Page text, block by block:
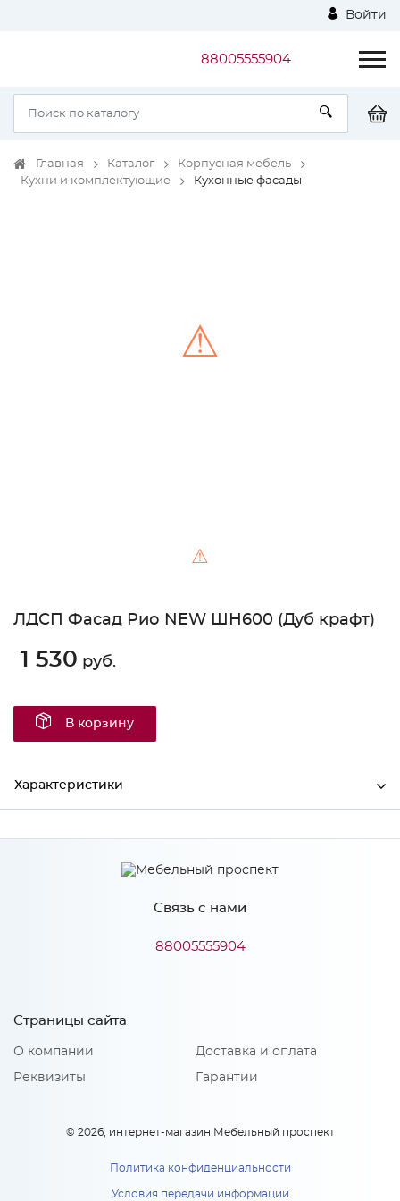
Войти
88005555904
Главная Каталог
Корпусная мебель
Кухни и комплектующие
Кухонные фасады
⚠
⚠
ЛДСП Фасад Рио NEW ШН600 (Дуб крафт)
1 530 руб.
В корзину
Характеристики
Производитель МиФ
Связь с нами
88005555904
Страницы сайта
О компании
Реквизиты
Доставка и оплата
Гарантии
© 2026, интернет-магазин Мебельный проспект
Политика конфиденциальности
Условия передачи информации